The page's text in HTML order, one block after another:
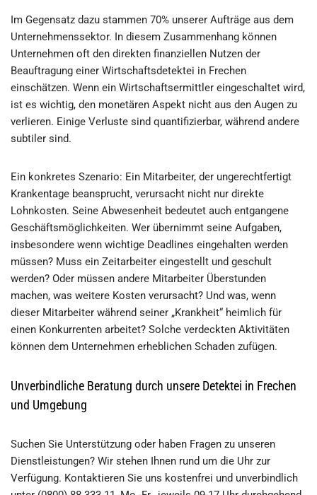
Im Gegensatz dazu stammen 70% unserer Aufträge aus dem
Unternehmenssektor. In diesem Zusammenhang können
Unternehmen oft den direkten finanziellen Nutzen der
Beauftragung einer Wirtschaftsdetektei in Frechen
einschätzen. Wenn ein Wirtschaftsermittler eingeschaltet wird,
ist es wichtig, den monetären Aspekt nicht aus den Augen zu
verlieren. Einige Verluste sind quantifizierbar, während andere
subtiler sind.
Ein konkretes Szenario: Ein Mitarbeiter, der ungerechtfertigt
Krankentage beansprucht, verursacht nicht nur direkte
Lohnkosten. Seine Abwesenheit bedeutet auch entgangene
Geschäftsmöglichkeiten. Wer übernimmt seine Aufgaben,
insbesondere wenn wichtige Deadlines eingehalten werden
müssen? Muss ein Zeitarbeiter eingestellt und geschult
werden? Oder müssen andere Mitarbeiter Überstunden
machen, was weitere Kosten verursacht? Und was, wenn
dieser Mitarbeiter während seiner „Krankheit“ heimlich für
einen Konkurrenten arbeitet? Solche verdeckten Aktivitäten
können dem Unternehmen erheblichen Schaden zufügen.
Unverbindliche Beratung durch unsere Detektei in Frechen
und Umgebung
Suchen Sie Unterstützung oder haben Fragen zu unseren
Dienstleistungen? Wir stehen Ihnen rund um die Uhr zur
Verfügung. Kontaktieren Sie uns kostenfrei und unverbindlich